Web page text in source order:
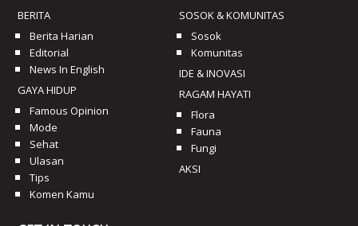
BERITA
Berita Harian
Editorial
News In English
GAYA HIDUP
Famous Opinion
Mode
Sehat
Ulasan
Tips
Komen Kamu
SOSOK & KOMUNITAS
Sosok
Komunitas
IDE & INOVASI
RAGAM HAYATI
Flora
Fauna
Fungi
AKSI